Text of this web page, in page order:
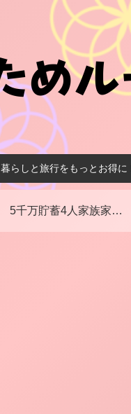
暮らしと旅行をもっとお得
5千万貯蓄4人家族家計簿